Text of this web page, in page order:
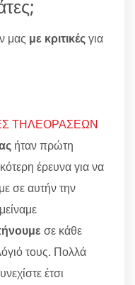
μας με κριτικέςγια
ΤΗΛΕΟΡΑΣΕΩΝ
ήταν πρώτη
έρευνα για να
σε αυτήν την
σε κάθε
τους. Πολλά
έτσι